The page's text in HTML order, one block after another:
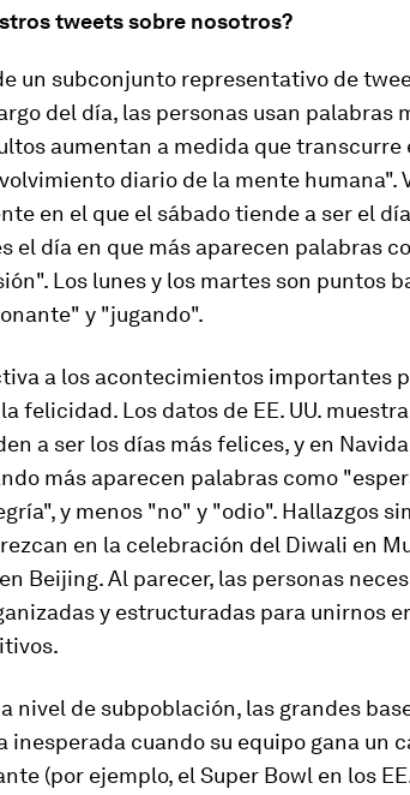
tweets sobre nosotros?
un subconjunto representativo de
del día, las personas usan palabras
aumentan a medida que transcurre
diario de la mente humana".
en el que el sábado tiende a ser el
el día en que más aparecen palabras
Los lunes y los martes son puntos
y "jugando".
a los acontecimientos importantes
felicidad. Los datos de EE. UU.
a ser los días más felices, y en
más aparecen palabras como
y menos "no" y "odio". Hallazgos
en la celebración del Diwali en
Beijing. Al parecer, las personas
y estructuradas para unirnos
nivel de subpoblación, las grandes
inesperada cuando su equipo gana un
(por ejemplo, el Super Bowl en los